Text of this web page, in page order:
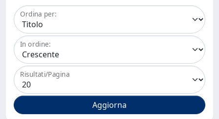
Ordina per:
In ordine:
Risultati/Pagina